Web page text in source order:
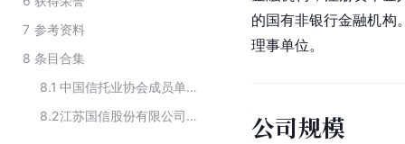
7 参考资料
8 条目合集
8.1
中国信托业协会成员单位
8.2
江苏国信股份有限公司的子公司
的国有非银行金融机构
理事单位。
公司规模